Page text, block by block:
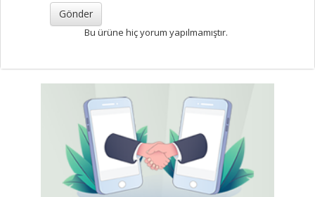
Bu ürüne hiç yorum yapılmamıştır.